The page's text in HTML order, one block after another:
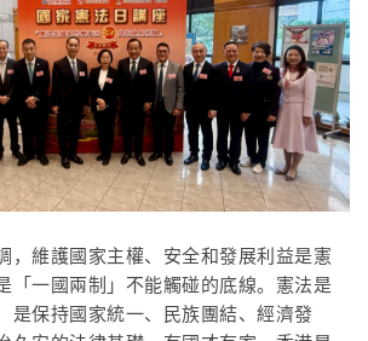
，維護國家主權、安全和發展利益是憲
「一國兩制」不能觸碰的底線。憲法是
是保持國家統一、民族團結、經濟發